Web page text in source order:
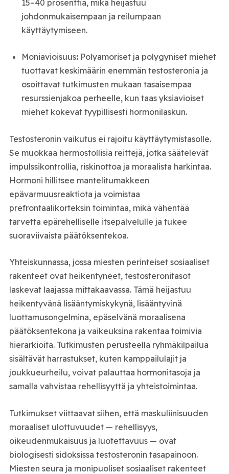
15–40 prosenttia, mikä heijastuu
johdonmukaisempaan ja reilumpaan
käyttäytymiseen.
Moniavioisuus:Polyamoriset ja polygyniset miehet
tuottavat keskimäärin enemmän testosteronia ja
osoittavat tutkimusten mukaan tasaisempaa
resurssienjakoa perheelle, kun taas yksiavioiset
miehet kokevat tyypillisesti hormonilaskun.
Testosteronin vaikutus ei rajoitu käyttäytymistasolle.
Se muokkaa hermostollisia reittejä, jotka säätelevät
impulssikontrollia, riskinottoa ja moraalista harkintaa.
Hormoni hillitsee mantelitumakkeen
epävarmuusreaktiota ja voimistaa
prefrontaalikorteksin toimintaa, mikä vähentää
tarvetta epärehelliselle itsepalvelulle ja tukee
suoraviivaista päätöksentekoa.
Yhteiskunnassa, jossa miesten perinteiset sosiaaliset
rakenteet ovat heikentyneet, testosteronitasot
laskevat laajassa mittakaavassa. Tämä heijastuu
heikentyvänä lisääntymiskykynä, lisääntyvinä
luottamusongelmina, epäselvänä moraalisena
päätöksentekona ja vaikeuksina rakentaa toimivia
hierarkioita. Tutkimusten perusteella ryhmäkilpailua
sisältävät harrastukset, kuten kamppailulajit ja
joukkueurheilu, voivat palauttaa hormonitasoja ja
samalla vahvistaa rehellisyyttä ja yhteistoimintaa.
Tutkimukset viittaavat siihen, että maskuliinisuuden
moraaliset ulottuvuudet — rehellisyys,
oikeudenmukaisuus ja luotettavuus — ovat
biologisesti sidoksissa testosteronin tasapainoon.
Miesten seura ja monipuoliset sosiaaliset rakenteet